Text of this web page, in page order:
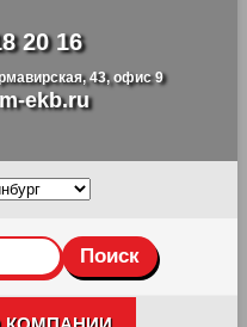
20 16
43, офис 9
ekb.ru